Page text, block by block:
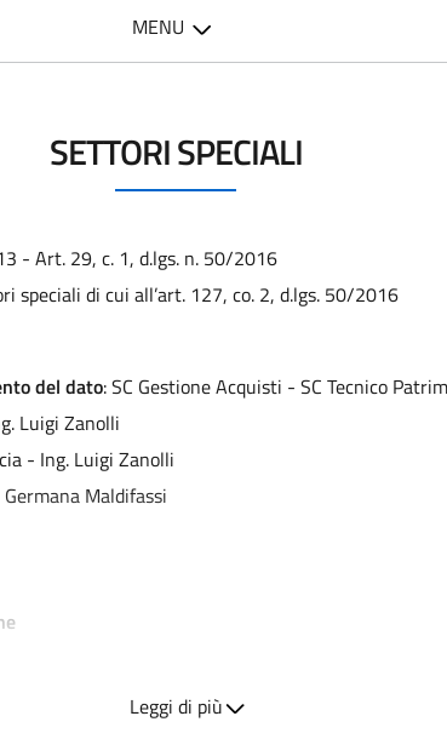
MENU
SETTORI SPECIALI
- Art. 29, c. 1, d.lgs. n. 50/2016
speciali di cui all’art. 127, co. 2, d.lgs. 50/2016
del dato: SC Gestione Acquisti - SC Tecnico
Luigi Zanolli
- Ing. Luigi Zanolli
Maldifassi
Leggi di più